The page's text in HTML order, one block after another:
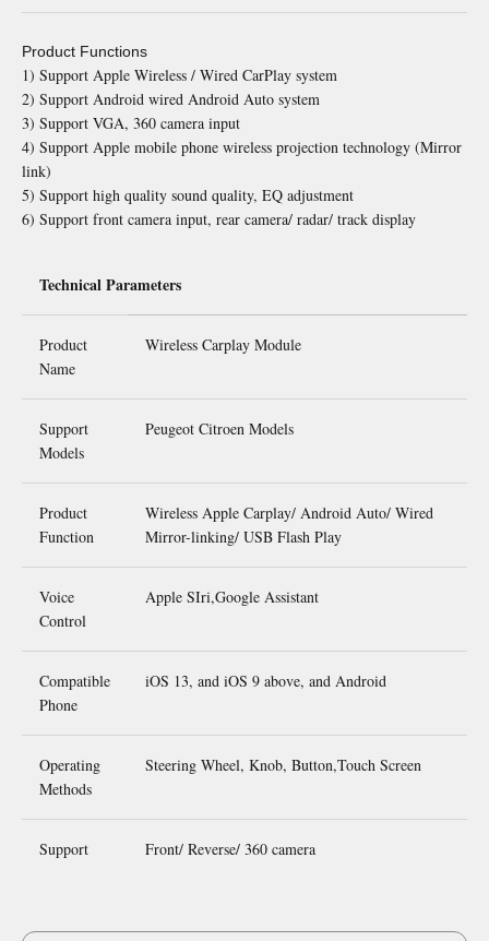
Product Functions
1) Support Apple Wireless / Wired CarPlay system
2) Support Android wired Android Auto system
3) Support VGA, 360 camera input
4) Support Apple mobile phone wireless projection technology (Mirror
link)
5) Support high quality sound quality, EQ adjustment
6) Support front camera input, rear camera/ radar/ track display
Technical Parameters
Product
Name
Wireless Carplay Module
Support
Models
Peugeot Citroen Models
Product
Function
Wireless Apple Carplay/ Android Auto/ Wired
Mirror-linking/ USB Flash Play
Voice
Control
Apple SIri,Google Assistant
Compatible
Phone
iOS 13, and iOS 9 above, and Android
Operating
Methods
Steering Wheel, Knob, Button,Touch Screen
Support Front/ Reverse/ 360 camera